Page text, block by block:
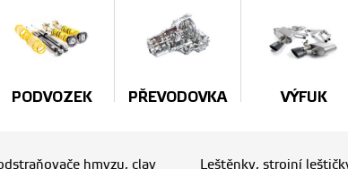
PODVOZEK PŘEVODOVKA VÝFUK
hmyzu, clay Leštěnky, strojní